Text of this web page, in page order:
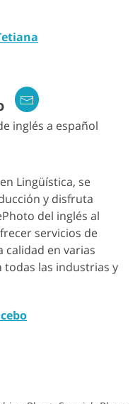
inglés a español
Lingüística, se
y disfruta
del inglés al
servicios de
calidad en varias
todas las industrias y